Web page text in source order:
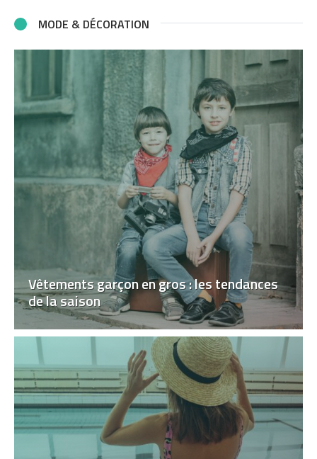
MODE & DÉCORATION
Vêtements garçon en gros : les tendances
de la saison